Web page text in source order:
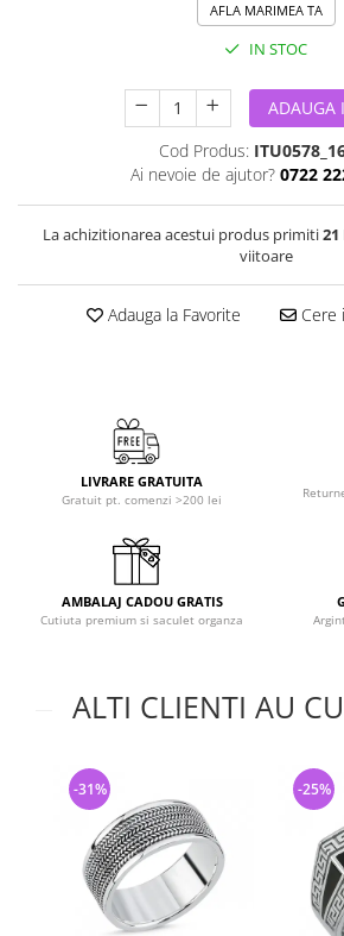
AFLA MARIMEA TA
IN STOC
ADAUGA
Cod Produs:
Ai nevoie de ajutor? 0722
La achizitionarea acestui produs primiti21
viitoare
Adauga la Favorite Cere
LIVRARE GRATUITA
Gratuit pt. comenzi >200 lei
AMBALAJ CADOU GRATIS
Cutiuta premium si saculet organza
ALTI CLIENTI AU
-31% -25%